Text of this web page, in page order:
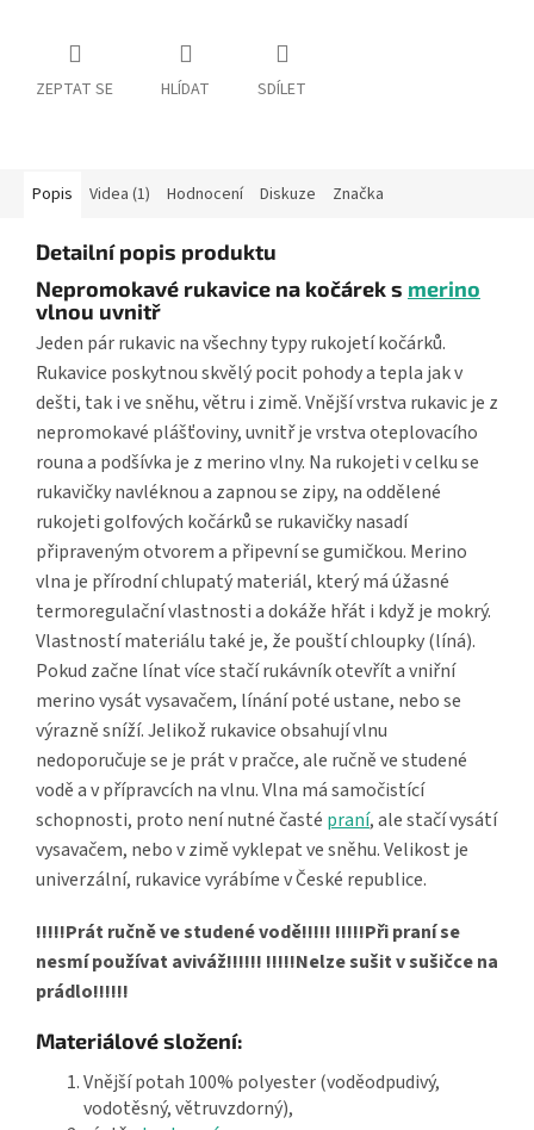
ZEPTAT SE HLÍDAT SDÍLET
Popis Videa (1) Hodnocení Diskuze Značka
Detailní popis produktu
Nepromokavé rukavice na kočárek s merino
vlnou uvnitř
Jeden pár rukavic na všechny typy rukojetí kočárků.
Rukavice poskytnou skvělý pocit pohody a tepla jak v
dešti, tak i ve sněhu, větru i zimě. Vnější vrstva rukavic je z
nepromokavé plášťoviny, uvnitř je vrstva oteplovacího
rouna a podšívka je z merino vlny. Na rukojeti v celku se
rukavičky navléknou a zapnou se zipy, na oddělené
rukojeti golfových kočárků se rukavičky nasadí
připraveným otvorem a připevní se gumičkou. Merino
vlna je přírodní chlupatý materiál, který má úžasné
termoregulační vlastnosti a dokáže hřát i když je mokrý.
Vlastností materiálu také je, že pouští chloupky (líná).
Pokud začne línat více stačí rukávník otevřít a vniřní
merino vysát vysavačem, línání poté ustane, nebo se
výrazně sníží. Jelikož rukavice obsahují vlnu
nedoporučuje se je prát v pračce, ale ručně ve studené
vodě a v přípravcích na vlnu. Vlna má samočistící
schopnosti, proto není nutné časté praní, ale stačí vysátí
vysavačem, nebo v zimě vyklepat ve sněhu. Velikost je
univerzální, rukavice vyrábíme v České republice.
!!!!!Prát ručně ve studené vodě!!!!! !!!!!Při praní se
nesmí používat aviváž!!!!!! !!!!!Nelze sušit v sušičce na
prádlo!!!!!!
Materiálové složení:
Vnější potah 100% polyester (voděodpudivý,
vodotěsný, větruvzdorný),